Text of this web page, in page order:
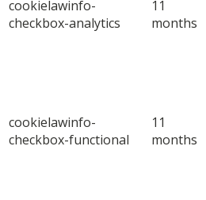
cookielawinfo-
checkbox-analytics
11
months
cookielawinfo-
checkbox-functional
11
months